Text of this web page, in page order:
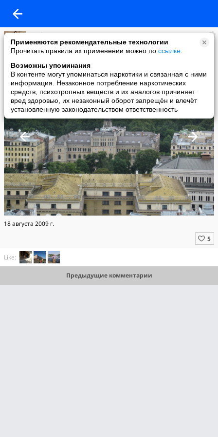
Применяются рекомендательные технологии
Прочитать правила их применении можно по ссылке
Возможны упоминания
В контенте могут упоминаться наркотики и связанная с ними
информация. Незаконное потребление наркотических
средств, психотропных веществ и их аналогов причиняет
вред здоровью, их незаконный оборот запрещён и влечёт
установленную законодательством ответственность
Vitaly
added a photo
03 Sep в 14:47
18 августа 2009 г.
Like:
Предыдущие комментарии